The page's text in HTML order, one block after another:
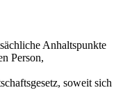
Anhaltspunkte
Person,
soweit sich